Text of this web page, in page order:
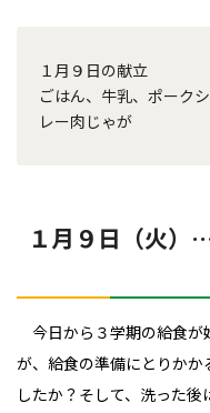
１月９日の献立
ごはん、牛乳、ポーク
レー肉じゃが
１月９日（火
今日から３学期の給食
が、給食の準備にとりかか
したか？そして、洗った